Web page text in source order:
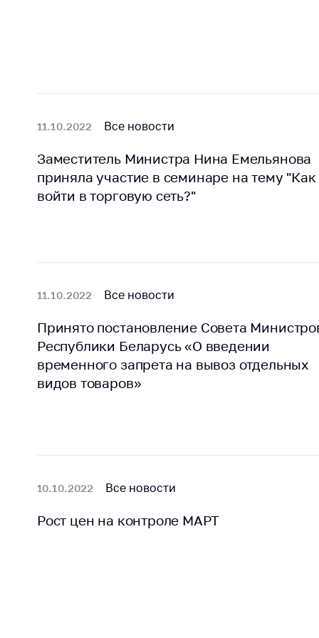
11.10.2022 Все новости
Заместитель Министра Нина Емельянова
приняла участие в семинаре на тему "Как
войти в торговую сеть?"
11.10.2022 Все новости
Принято постановление Совета
Республики Беларусь «О введении
временного запрета на вывоз отдельных
видов товаров»
10.10.2022 Все новости
Рост цен на контроле МАРТ